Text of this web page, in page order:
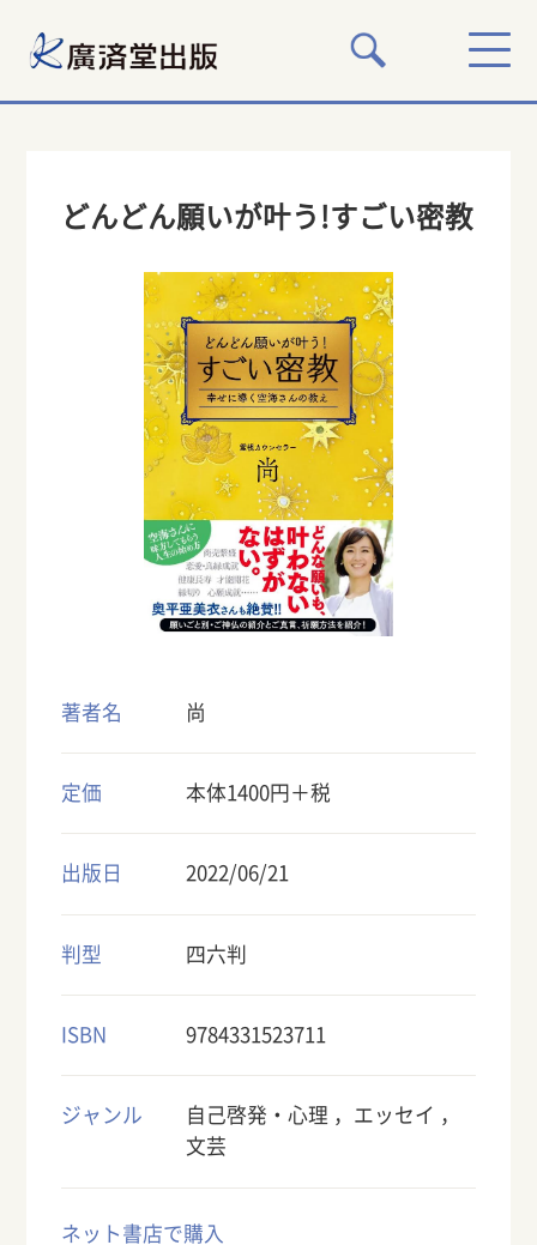
どんどん願いが叶う!すごい密教
著者名 尚
定価 本体1400円＋税
出版日 2022/06/21
判型 四六判
ISBN 9784331523711
ジャンル 自己啓発・心理
エッセイ
文芸
ネット書店で購入